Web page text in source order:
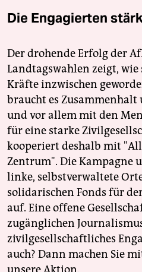
Die Engagierten
Der drohende Erfolg der
Landtagswahlen zeigt,
Kräfte inzwischen
braucht es
und vor allem mit den
für eine starke
kooperiert deshalb mit
Zentrum". Die Kampagne
linke, selbstverwaltete
solidarischen Fonds für
auf. Eine offene
zugänglichen
zivilgesellschaftliches
auch? Dann machen Sie
unsere Aktion.